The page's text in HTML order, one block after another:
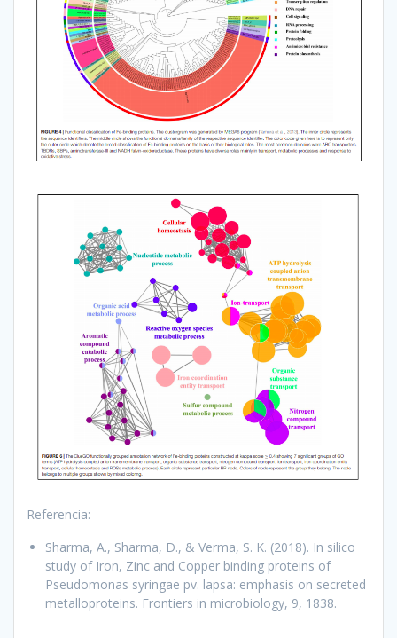
Referencia:
Sharma, A., Sharma, D., & Verma, S. K. (2018). In silico
study of Iron, Zinc and Copper binding proteins of
Pseudomonas syringae pv. lapsa: emphasis on secreted
metalloproteins. Frontiers in microbiology, 9, 1838.